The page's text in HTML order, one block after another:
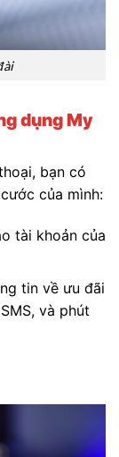
dụng My
bạn có
của mình:
tài khoản của
tin về ưu đãi
và phút